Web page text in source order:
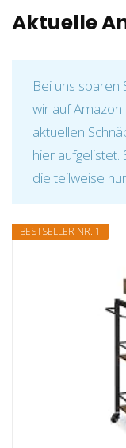
Aktuelle
Bei uns sparen
wir auf
aktuellen
hier aufgelistet.
die teilweise
BESTSELLER NR. 1